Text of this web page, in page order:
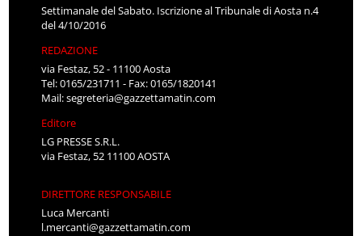
Settimanale del Sabato. Iscrizione al Tribunale di Aosta n.4
del 4/10/2016
REDAZIONE
via Festaz, 52 - 11100 Aosta
Tel: 0165/231711 - Fax: 0165/1820141
Mail:segreteria@gazzettamatin.com
Editore
LG PRESSE S.R.L.
via Festaz, 52 11100 AOSTA
DIRETTORE RESPONSABILE
Luca Mercanti
l.mercanti@gazzettamatin.com